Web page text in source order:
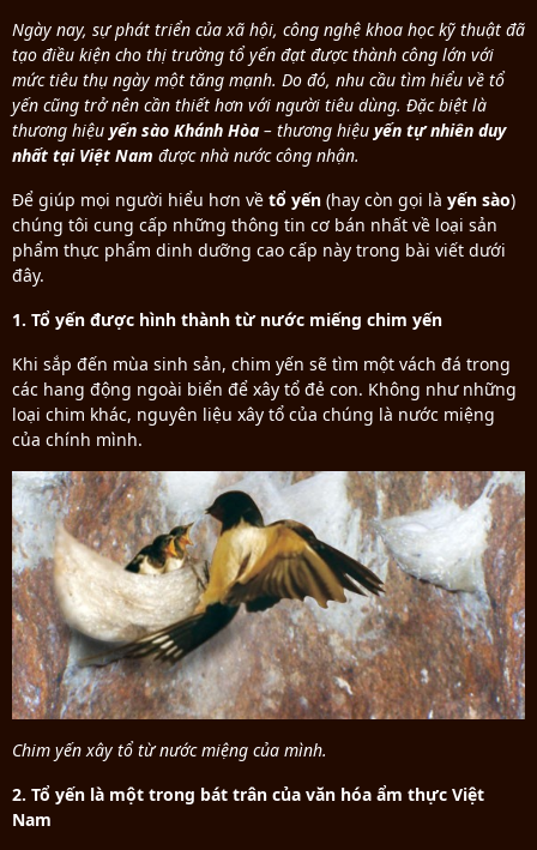
Ngày nay, sự phát triển của xã hội, công nghệ khoa học kỹ thuật đã
tạo điều kiện cho thị trường tổ yến đạt được thành công lớn với
mức tiêu thụ ngày một tăng mạnh. Do đó, nhu cầu tìm hiểu về tổ
yến cũng trở nên cần thiết hơn với người tiêu dùng. Đặc biệt là
thương hiệu yến sào Khánh Hòa – thương hiệu yến tự nhiên duy
nhất tại Việt Nam được nhà nước công nhận.
Để giúp mọi người hiểu hơn về tổ yến (hay còn gọi là yến sào)
chúng tôi cung cấp những thông tin cơ bán nhất về loại sản
phẩm thực phẩm dinh dưỡng cao cấp này trong bài viết dưới
đây.
1. Tổ yến được hình thành từ nước miếng chim yến
Khi sắp đến mùa sinh sản, chim yến sẽ tìm một vách đá trong
các hang động ngoài biển để xây tổ đẻ con. Không như những
loại chim khác, nguyên liệu xây tổ của chúng là nước miệng
của chính mình.
Chim yến xây tổ từ nước miệng của mình.
2. Tổ yến là một trong bát trân của văn hóa ẩm thực Việt
Nam